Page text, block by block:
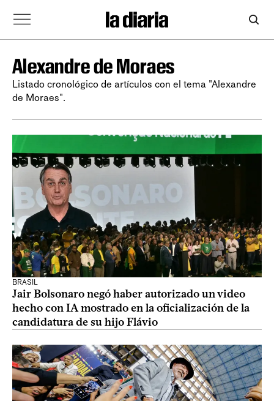
Alexandre de Moraes
Listado cronológico de artículos con el tema "Alexandre
de Moraes".
BRASIL
Jair Bolsonaro negó haber autorizado un video
hecho con IA mostrado en la oficialización de la
candidatura de su hijo Flávio